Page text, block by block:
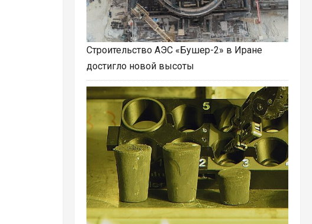
Строительство АЭС «Бушер-2» в Иране
достигло новой высоты